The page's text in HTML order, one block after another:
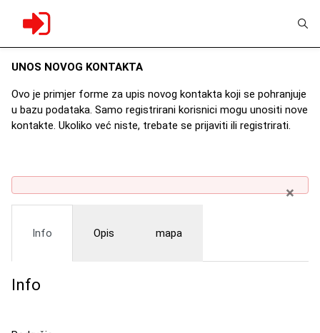
UNOS NOVOG KONTAKTA
Ovo je primjer forme za upis novog kontakta koji se pohranjuje
u bazu podataka. Samo registrirani korisnici mogu unositi nove
kontakte. Ukoliko već niste, trebate se prijaviti ili registrirati.
×
Info Opis mapa
Info